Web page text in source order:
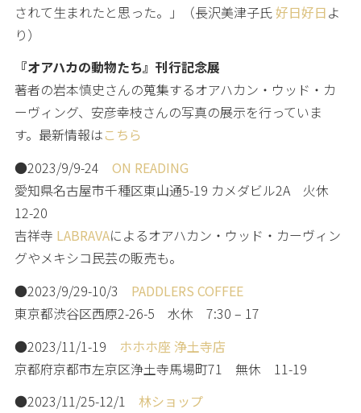
されて生まれたと思った。」（長沢美津子氏好日好日よ
り）
『オアハカの動物たち』刊行記念展
著者の岩本慎史さんの蒐集するオアハカン・ウッド・カ
ーヴィング、安彦幸枝さんの写真の展示を行っていま
す。最新情報はこちら
●2023/9/9-24ON READING
愛知県名古屋市千種区東山通5-19 カメダビル2A 火休
12-20
吉祥寺 LABRAVAによるオアハカン・ウッド・カーヴィン
グやメキシコ民芸の販売も。
●2023/9/29-10/3 PADDLERS COFFEE
東京都渋谷区西原2-26-5 水休 7:30 – 17
●2023/11/1-19 ホホホ座 浄土寺店
京都府京都市左京区浄土寺馬場町71 無休 11-19
●2023/11/25-12/1林ショップ